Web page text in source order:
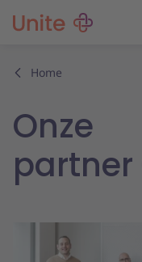
Home
Onze
partner